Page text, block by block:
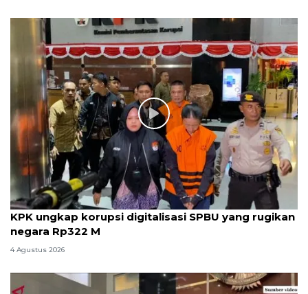
KPK ungkap korupsi digitalisasi SPBU yang rugikan
negara Rp322 M
4 Agustus 2026